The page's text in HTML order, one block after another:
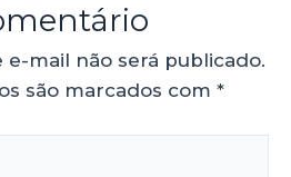
e-mail não será publicado.
são marcados com *